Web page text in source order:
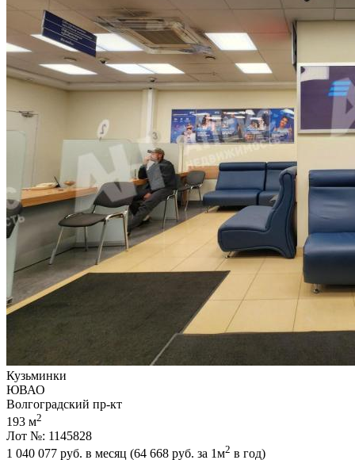
Кузьминки
ЮВАО
Волгоградский пр-кт
193 м2
Лот №: 1145828
1 040 077 руб. в месяц (64 668 руб. за 1м2 в год)